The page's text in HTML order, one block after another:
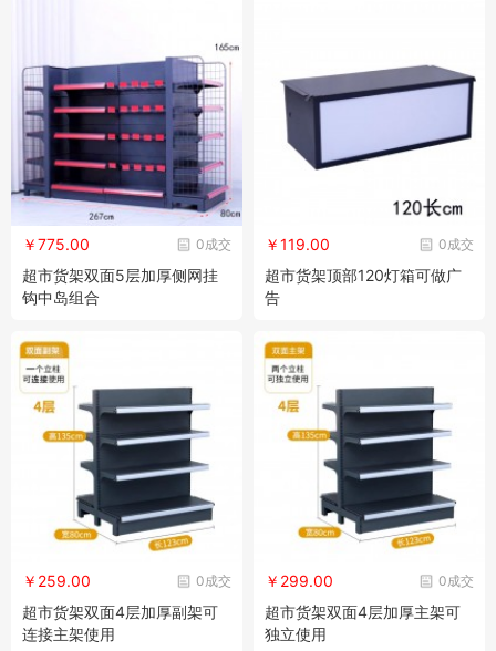
0成交
￥775.00
超市货架双面5层加厚侧网挂
钩中岛组合
0成交
￥119.00
超市货架顶部120灯箱可做广
告
0成交
￥259.00
超市货架双面4层加厚副架可
连接主架使用
0成交
￥299.00
超市货架双面4层加厚主架可
独立使用